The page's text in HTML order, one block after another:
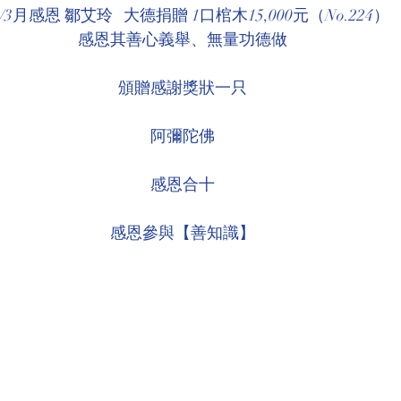
環境介紹 壇院規則/玄人公告 各尊神佛介紹
3月感恩 鄒艾玲   大德捐贈 1口棺木15,000元（No.224）
感恩其善心義舉、無量功德做
頒贈感謝獎狀一只
阿彌陀佛
感恩合十
感恩參與【善知識】